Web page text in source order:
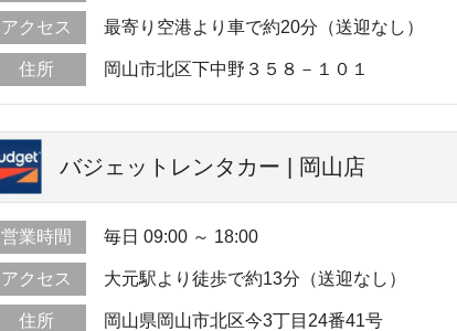
アクセス 最寄り空港より車で約20分（送迎なし）
住所 岡山市北区下中野３５８－１０１
バジェットレンタカー | 岡山店
営業時間 毎日 09:00 ～ 18:00
アクセス 大元駅より徒歩で約13分（送迎なし）
住所 岡山県岡山市北区今3丁目24番41号